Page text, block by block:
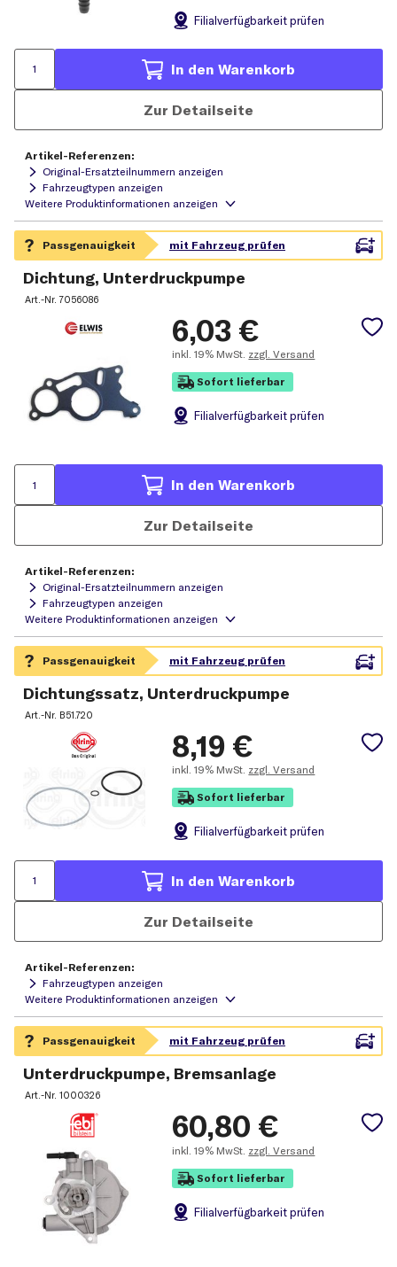
Filialverfügbarkeit prüfen
In den Warenkorb
Zur Detailseite
Artikel-Referenzen:
Original-Ersatzteilnummern anzeigen
Fahrzeugtypen anzeigen
Dichtung, Unterdruckpumpe
Art.-Nr.7056086
6,03 €
inkl. 19% MwSt. zzgl. Versand
Sofort lieferbar
Filialverfügbarkeit prüfen
In den Warenkorb
Zur Detailseite
Artikel-Referenzen:
Original-Ersatzteilnummern anzeigen
Fahrzeugtypen anzeigen
Dichtungssatz, Unterdruckpumpe
Art.-Nr. B51.720
8,19 €
inkl. 19% MwSt. zzgl. Versand
Sofort lieferbar
Filialverfügbarkeit prüfen
In den Warenkorb
Zur Detailseite
Artikel-Referenzen:
Fahrzeugtypen anzeigen
Unterdruckpumpe, Bremsanlage
Art.-Nr.1000326
60,80 €
inkl. 19% MwSt. zzgl. Versand
Sofort lieferbar
Filialverfügbarkeit prüfen